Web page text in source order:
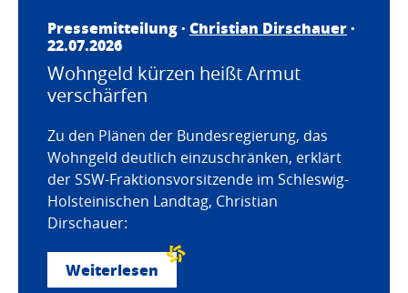
Pressemitteilung · Christian Dirschauer·
22.07.2026
Wohngeld kürzen heißt Armut
verschärfen
Zu den Plänen der Bundesregierung, das
Wohngeld deutlich einzuschränken, erklärt
der SSW-Fraktionsvorsitzende im Schleswig-
Holsteinischen Landtag, Christian
Dirschauer:
Weiterlesen